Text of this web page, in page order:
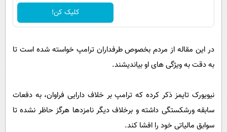
محیط زیست
سلامت
حیات وحش
سیاست خارجی
کلیک کن!
در این مقاله از مردم بخصوص طرفداران ترامپ خواسته شده است تا
به دقت به ویژگی های او بیاندیشند.
نیویورک تایمز ذکر کرده که ترامپ بر خلاف دارایی فراوان، به دفعات
سابقه ورشکستگی داشته و برخلاف دیگر نامزدها هرگز حاظر نشده تا
سوابق مالیاتی خود را افشا کند.